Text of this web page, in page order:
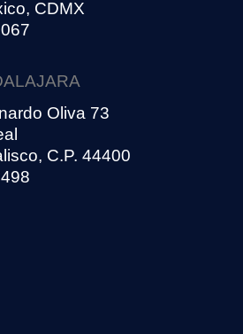
CDMX
Oliva 73
C.P. 44400